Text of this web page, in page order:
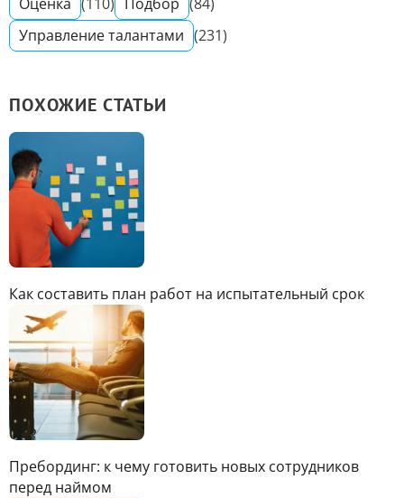
Управление талантами (231)
ПОХОЖИЕ СТАТЬИ
Как составить план работ на испытательный срок
Пребординг: к чему готовить новых сотрудников
перед наймом